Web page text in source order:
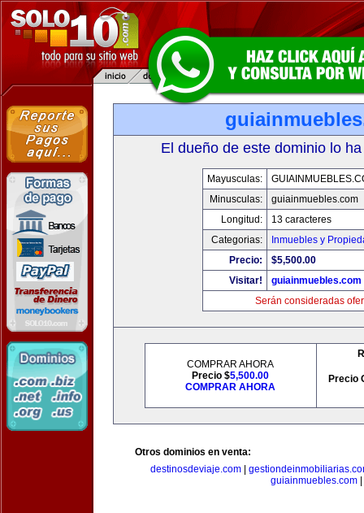
El dueño de este dominio lo
Mayusculas:
Minusculas:
guiainmuebles.com
Longitud:
13 caracteres
Categorias:
Inmuebles y
Precio:
$5,500.00
Visitar!
guiainmuebles.com
Serán consideradas
COMPRAR AHORA
Precio $5,500.00
COMPRAR AHORA
Precio
Otros dominios en venta:
destinosdeviaje.com|
guiainmuebles.com|